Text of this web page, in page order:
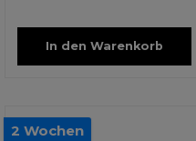
In den Warenkorb
2 Wochen